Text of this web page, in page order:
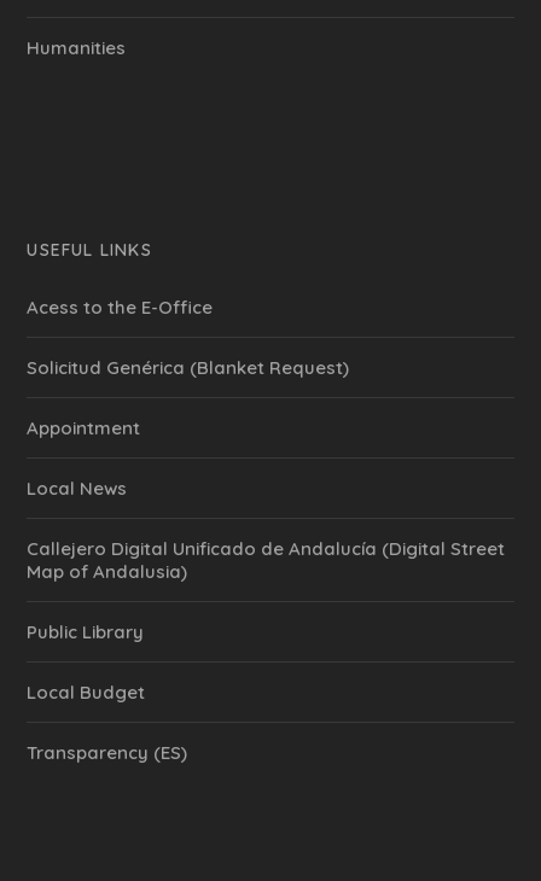
Humanities
USEFUL LINKS
Acess to the E-Office
Solicitud Genérica (Blanket Request)
Appointment
Local News
Callejero Digital Unificado de Andalucía (Digital Street
Map of Andalusia)
Public Library
Local Budget
Transparency (ES)